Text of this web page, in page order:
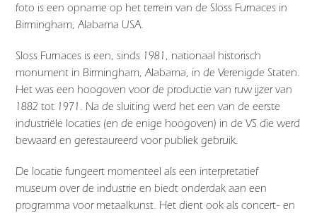
foto is een opname op het terrein van de Sloss Furnaces in
Birmingham, Alabama USA.
Sloss Furnaces is een, sinds 1981, nationaal historisch
monument in Birmingham, Alabama, in de Verenigde Staten.
Het was een hoogoven voor de productie van ruw ijzer van
1882 tot 1971. Na de sluiting werd het een van de eerste
industriële locaties (en de enige hoogoven) in de VS die werd
bewaard en gerestaureerd voor publiek gebruik.
De locatie fungeert momenteel als een interpretatief
museum over de industrie en biedt onderdak aan een
programma voor metaalkunst. Het dient ook als concert- en